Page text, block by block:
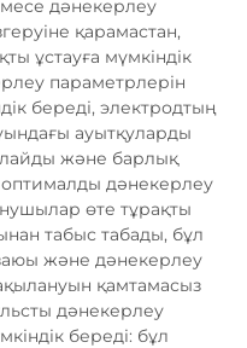
дәнекерлеу
қарамастан,
ұстауға мүмкіндік
параметрлерін
береді, электродтың
ауытқуларды
және барлық
дәнекерлеу
өте тұрақты
табыс табады, бұл
және дәнекерлеу
қамтамасыз
дәнекерлеу
береді: бұл